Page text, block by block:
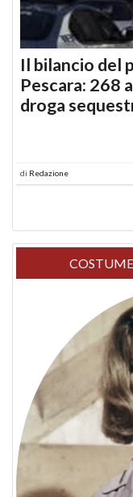
Il bilancio del
Pescara: 268
droga
di Redazione